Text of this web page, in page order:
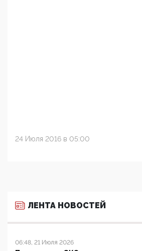
24 Июля 2016 в 05:00
ЛЕНТА НОВОСТЕЙ
06:48, 21 Июля 2026